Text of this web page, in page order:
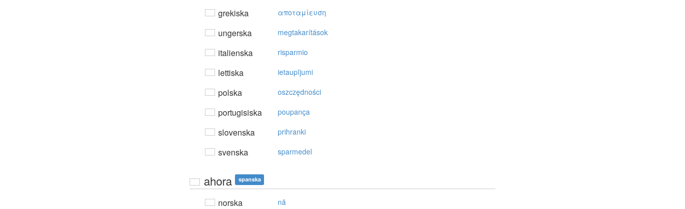
grekiska απoταμίευση
ungerska megtakarítások
italienska risparmio
lettiska ietaupījumi
polska oszczędności
portugisiska poupança
slovenska prihranki
svenska sparmedel
ahora spanska
norska nå